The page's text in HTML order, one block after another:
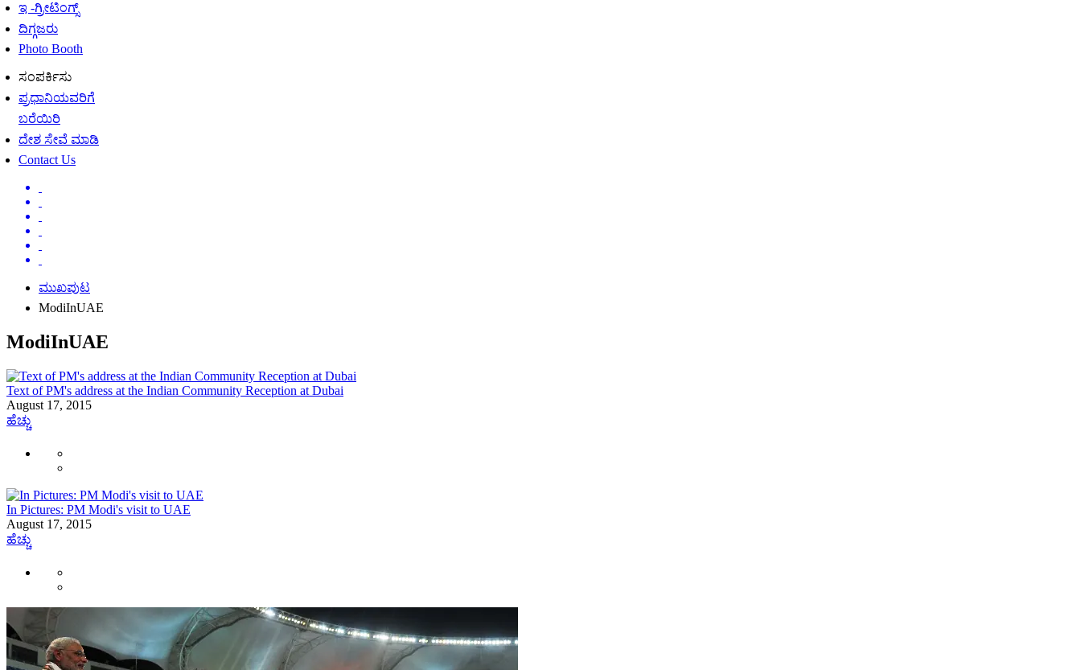
ಇ -ಗ್ರೀಟಿಂಗ್ಸ್
ದಿಗ್ಗಜರು
Photo Booth
ಸಂಪರ್ಕಿಸು
ಪ್ರಧಾನಿಯವರಿಗೆ
ಬರೆಯಿರಿ
ದೇಶ ಸೇವೆ ಮಾಡಿ
Contact Us
ಮುಖಪುಟ
ModiInUAE
ModiInUAE
Text of PM's address at the Indian Community Reception at Dubai
August 17, 2015
ಹೆಚ್ಚು
In Pictures: PM Modi's visit to UAE
August 17, 2015
ಹೆಚ್ಚು